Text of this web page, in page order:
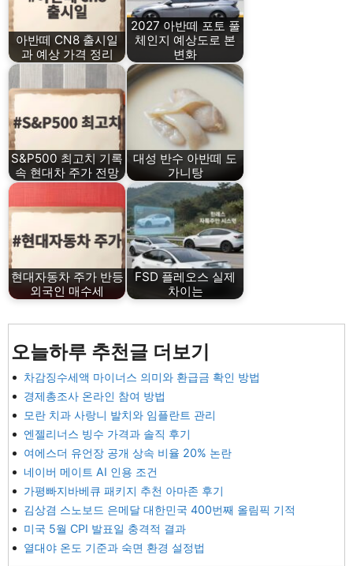
아반떼 CN8 출시일
과 예상 가격 정리
2027 아반떼 포토 풀
체인지 예상도로 본
변화
S&P500 최고치 기록
속 현대차 주가 전망
대성 반수 아반떼 도
가니탕
현대자동차 주가 반등
외국인 매수세
FSD 플레오스 실제
차이는
오늘하루 추천글 더보기
차감징수세액 마이너스 의미와 환급금 확인 방법
경제총조사 온라인 참여 방법
모란 치과 사랑니 발치와 임플란트 관리
엔젤리너스 빙수 가격과 솔직 후기
여에스더 유언장 공개 상속 비율 20% 논란
네이버 메이트 AI 인용 조건
가평빠지바베큐 패키지 추천 아마존 후기
김상겸 스노보드 은메달 대한민국 400번째 올림픽 기적
미국 5월 CPI 발표일 충격적 결과
열대야 온도 기준과 숙면 환경 설정법